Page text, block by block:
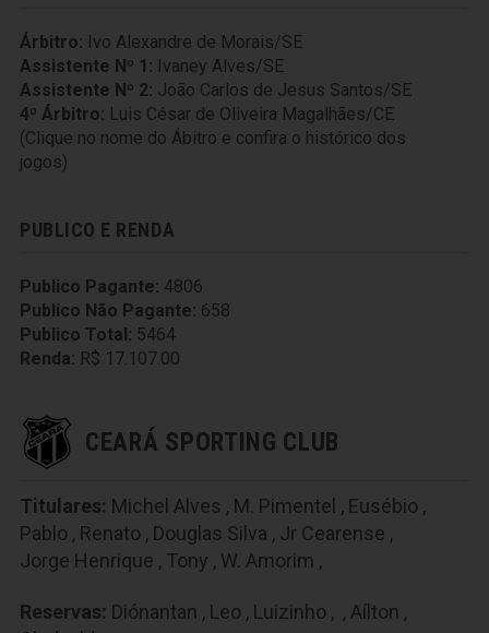
Árbitro: Ivo Alexandre de Morais/SE
Assistente Nº 1: Ivaney Alves/SE
Assistente Nº 2: João Carlos de Jesus Santos/SE
4º Árbitro: Luis César de Oliveira Magalhães/CE
(Clique no nome do Ábitro e confira o histórico dos
jogos)
PUBLICO E RENDA
Publico Pagante: 4806
Publico Não Pagante: 658
Publico Total: 5464
Renda: R$ 17.107.00
CEARÁ SPORTING CLUB
Titulares: Michel Alves , M. Pimentel , Eusébio ,
Pablo , Renato , Douglas Silva , Jr Cearense ,
Jorge Henrique , Tony , W. Amorim ,
Reservas: Diónantan , Leo , Luizinho , , Aílton ,